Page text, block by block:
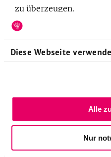
Diese Webseite
Alle
Nur
zu überzeugen.
Wer etwas
Polentawaffeln mit
Was prima in die
Oder wie wäre es mit
mit Ziegenkäse und